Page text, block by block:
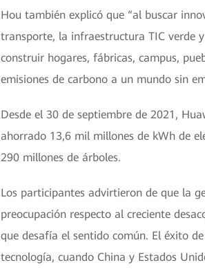
Hou también explicó que “al buscar
transporte, la infraestructura TIC verde
construir hogares, fábricas, campus,
emisiones de carbono a un mundo sin
Desde el 30 de septiembre de 2021,
ahorrado 13,6 mil millones de kWh de
290 millones de árboles.
Los participantes advirtieron de que la
preocupación respecto al creciente
que desafía el sentido común. El éxito
tecnología, cuando China y Estados